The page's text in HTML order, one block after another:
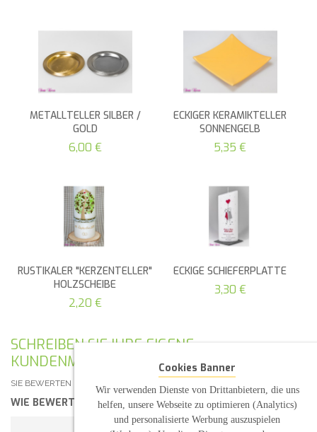
METALLTELLER SILBER /
GOLD
6,00 €
ECKIGER KERAMIKTELLER
SONNENGELB
5,35 €
RUSTIKALER "KERZENTELLER"
HOLZSCHEIBE
2,20 €
ECKIGE SCHIEFERPLATTE
3,30 €
SCHREIBEN SIE IHRE EIGENE
KUNDENMEINUNG
SIE BEWERTEN DEN ARTIKEL:
WIE BEWERTEN SIE DIESEN ARTIKEL?*
Cookies Banner
Wir verwenden Dienste von Drittanbietern, die uns
helfen, unsere Webseite zu optimieren (Analytics)
und personalisierte Werbung auszuspielen